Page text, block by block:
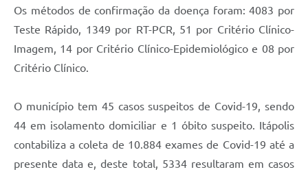
Notícias
Turismo
Galeria de Vídeos
Contas Públicas
Links
Telefones Úteis
Os métodos de confirmação da doença foram: 4083 por
Teste Rápido, 1349 por RT-PCR, 51 por Critério Clínico-
Imagem, 14 por Critério Clínico-Epidemiológico e 08 por
Critério Clínico.
O município tem 45 casos suspeitos de Covid-19, sendo
44 em isolamento domiciliar e 1 óbito suspeito. Itápolis
contabiliza a coleta de 10.884 exames de Covid-19 até a
presente data e, deste total, 5334 resultaram em casos